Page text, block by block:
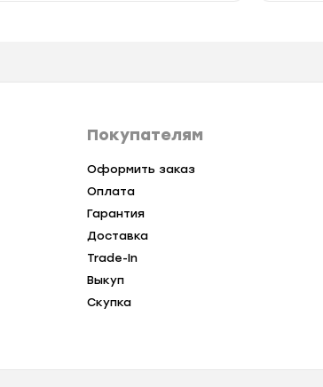
Покупателям
Оформить заказ
Оплата
Гарантия
Доставка
Trade-In
Выкуп
Скупка